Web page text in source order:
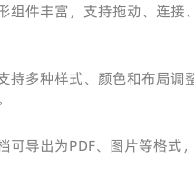
组件丰富，支持拖动、连接
持多种样式、颜色和布局调
可导出为PDF、图片等格式